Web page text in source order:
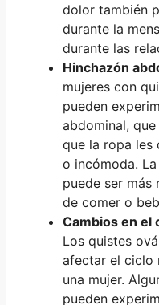
dolor también
durante la
durante las
Hinchazón
mujeres con
pueden
abdominal,
que la ropa les
o incómoda.
puede ser más
de comer o
Cambios en el
Los quistes
afectar el ciclo
una mujer.
pueden